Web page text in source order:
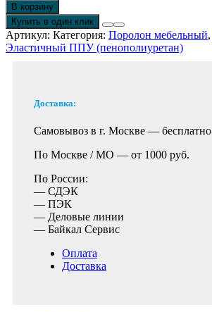
В корзину
Купить в один клик
Артикул: Категория: Поролон мебельный,
Эластичный ППУ (пенополиуретан)
Доставка:
Самовывоз в г. Москве — бесплатно
По Москве / МО — от 1000 руб.
По России:
— СДЭК
— ПЭК
— Деловые линии
— Байкал Сервис
Оплата
Доставка